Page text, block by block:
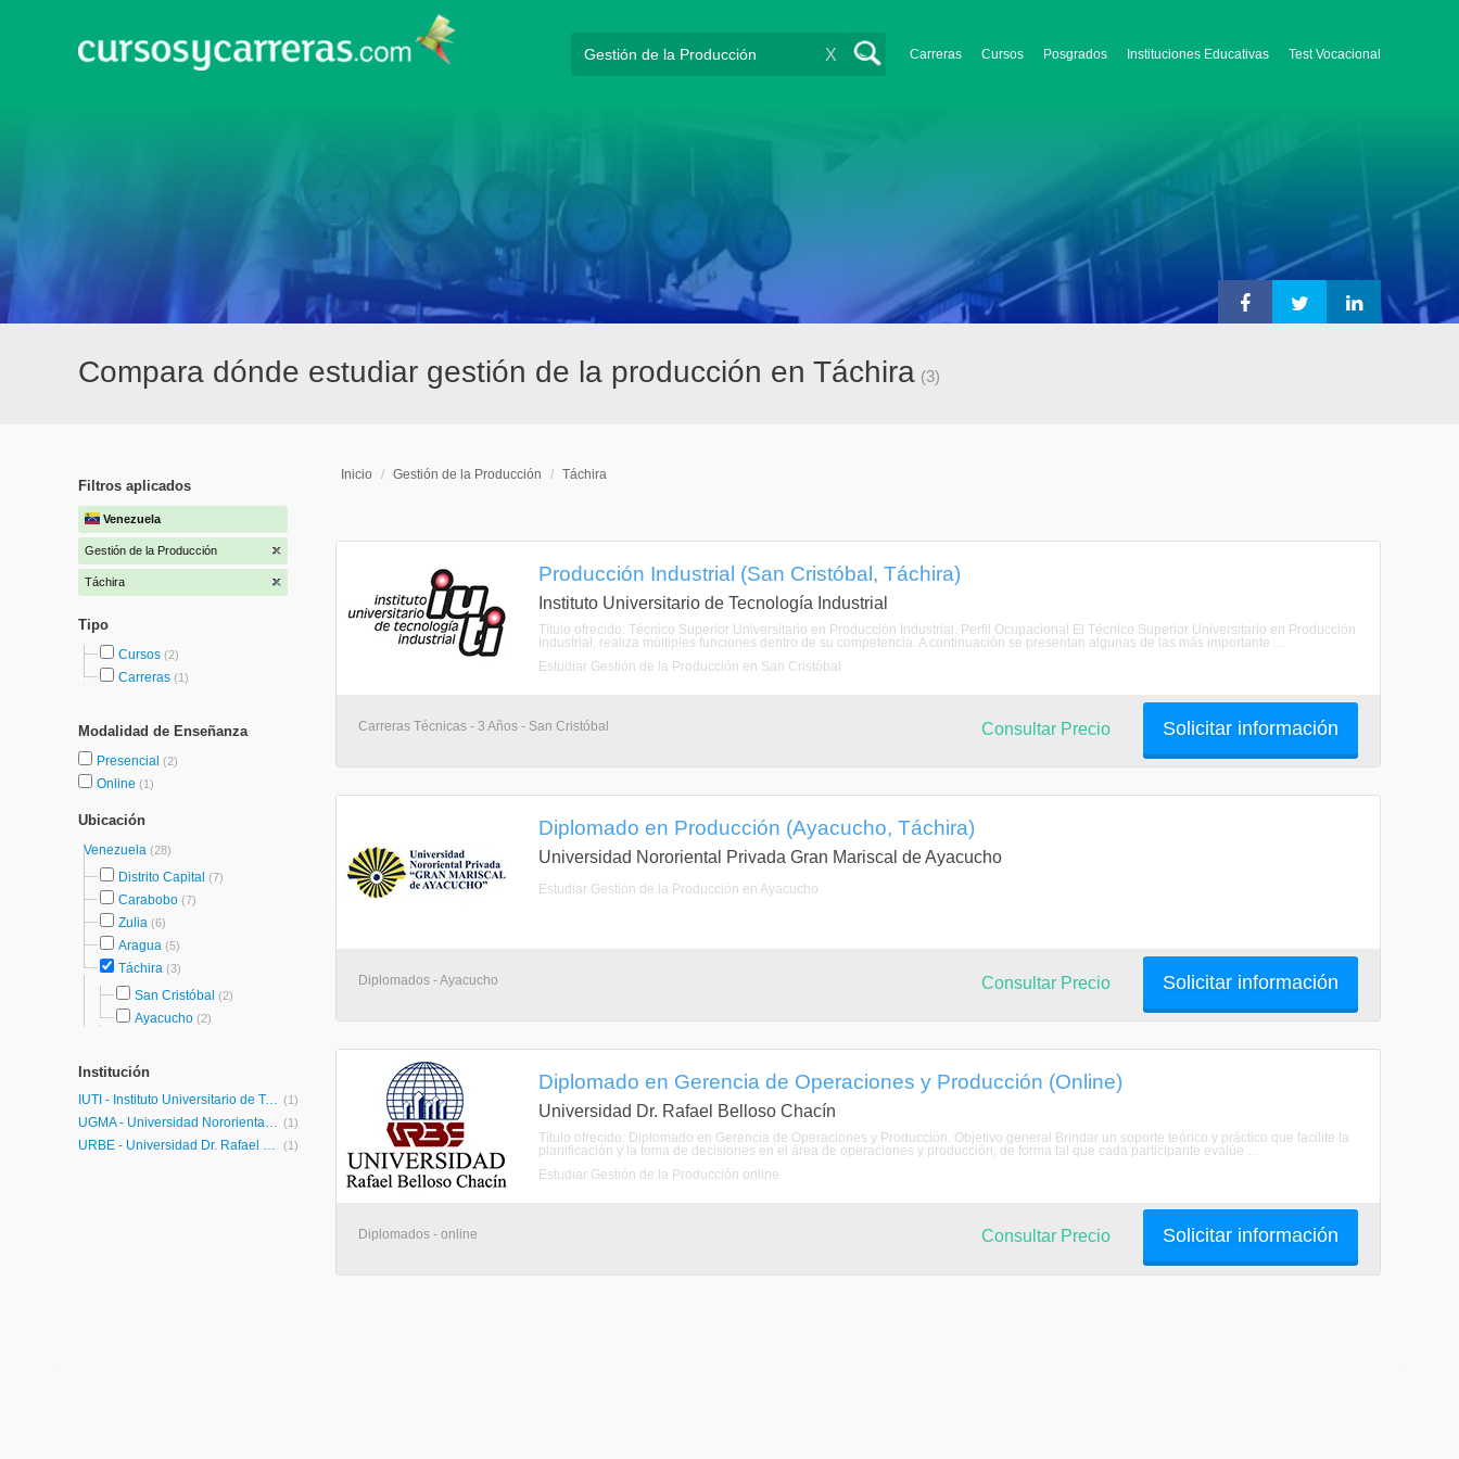
Carreras Cursos Posgrados Instituciones Educativas Test Vocacional
X
Compara dónde estudiar gestión de la producción en Táchira (3)
Filtros aplicados
Venezuela
Gestión de la Producción
Táchira
Tipo
Cursos (2)
Carreras (1)
Modalidad de Enseñanza
Presencial (2)
Online (1)
Ubicación
Venezuela (28)
Distrito Capital (7)
Carabobo (7)
Zulia (6)
Aragua (5)
Táchira (3)
San Cristóbal (2)
Ayacucho (2)
Institución
IUTI - Instituto Universitario de Tecnología Industrial (1)
UGMA - Universidad Nororiental Privada Gran Mariscal de Ayacucho (1)
URBE - Universidad Dr. Rafael Belloso Chacín (1)
Inicio / Gestión de la Producción / Táchira
Producción Industrial (San Cristóbal, Táchira)
Instituto Universitario de Tecnología Industrial
Título ofrecido: Técnico Superior Universitario en Producción Industrial. Perfil Ocupacional El Técnico Superior Universitario en Producción
Industrial, realiza múltiples funciones dentro de su competencia. A continuación se presentan algunas de las más importante ...
Estudiar Gestión de la Producción en San Cristóbal
Carreras Técnicas - 3 Años - San Cristóbal Solicitar información
Consultar Precio
Diplomado en Producción (Ayacucho, Táchira)
Universidad Nororiental Privada Gran Mariscal de Ayacucho
Estudiar Gestión de la Producción en Ayacucho
Diplomados - Ayacucho Solicitar información
Consultar Precio
Diplomado en Gerencia de Operaciones y Producción (Online)
Universidad Dr. Rafael Belloso Chacín
Título ofrecido: Diplomado en Gerencia de Operaciones y Producción. Objetivo general Brindar un soporte teórico y práctico que facilite la
planificación y la toma de decisiones en el área de operaciones y producción, de forma tal que cada participante evalúe ...
Estudiar Gestión de la Producción online
Diplomados - online Solicitar información
Consultar Precio